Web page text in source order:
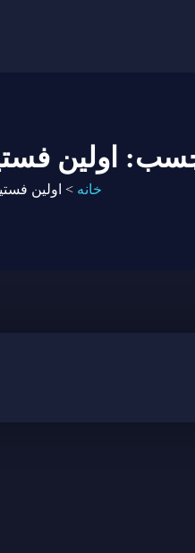
اولین
خانه > اولین